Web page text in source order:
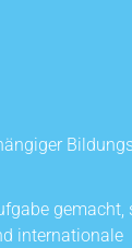
gemacht,
internationale